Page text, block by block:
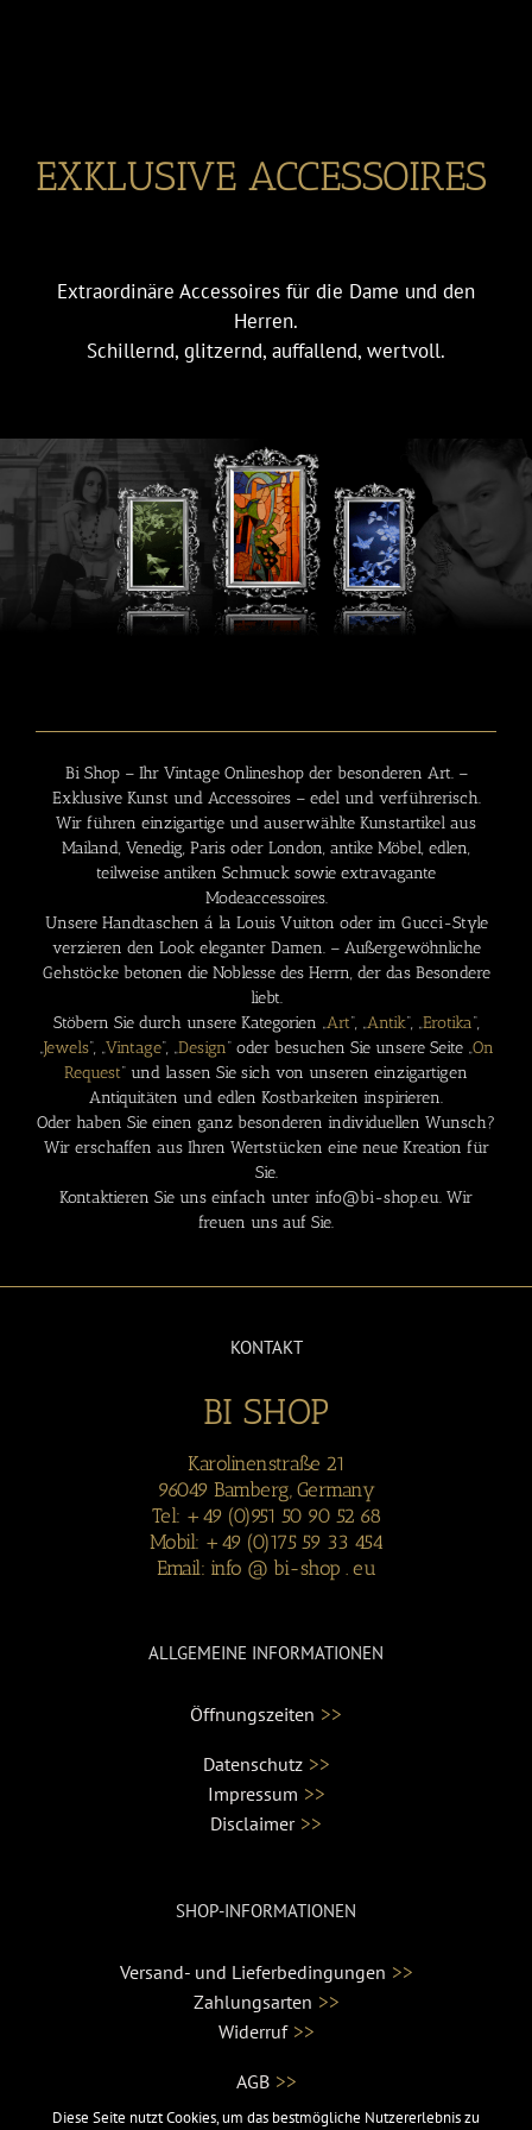
EXKLUSIVE ACCESSOIRES
Extraordinäre Accessoires für die Dame und den
Herren.
Schillernd, glitzernd, auffallend, wertvoll.
Bi Shop – Ihr Vintage Onlineshopder besonderen Art. –
Exklusive Kunst und Accessoires – edel und verführerisch.
Wir führen einzigartige und auserwählte Kunstartikel aus
Mailand, Venedig, Paris oder London, antike Möbel, edlen,
teilweise antiken Schmuck sowie extravagante
Modeaccessoires.
Unsere Handtaschen á la Louis Vuitton oder im Gucci-Style
verzieren den Look eleganter Damen. – Außergewöhnliche
Gehstöcke betonen die Noblesse des Herrn, der das Besondere
liebt.
Stöbern Sie durch unsere Kategorien „Art“, „Antik“, „Erotika“,
„Jewels“, „Vintage“, „Design“ oder besuchen Sie unsere Seite „On
Request“ und lassen Sie sich von unseren einzigartigen
Antiquitäten und edlen Kostbarkeiten inspirieren.
Oder haben Sie einen ganz besonderen individuellen Wunsch?
Wir erschaffen aus Ihren Wertstücken eine neue Kreation für
Sie.
Kontaktieren Sie uns einfach unter info@bi-shop.eu. Wir
freuen uns auf Sie.
KONTAKT
BI SHOP
Karolinenstraße 21
96049 Bamberg, Germany
Tel: +49 (0)951 50 90 52 68
Mobil: +49 (0)175 59 33 454
Email: info @ bi-shop . eu
ALLGEMEINE INFORMATIONEN
Öffnungszeiten >>
Datenschutz >>
Impressum >>
Disclaimer >>
SHOP-INFORMATIONEN
Versand- und Lieferbedingungen >>
Zahlungsarten >>
Widerruf >>
AGB >>
Diese Seite nutzt Cookies, um das bestmögliche Nutzererlebnis zu